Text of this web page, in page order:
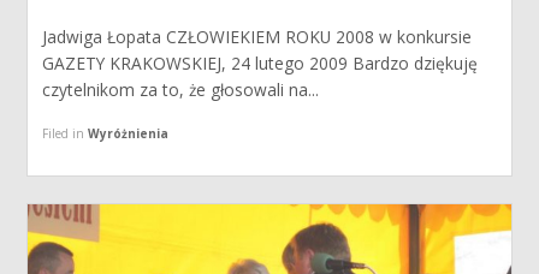
Jadwiga Łopata CZŁOWIEKIEM ROKU 2008 w konkursie
GAZETY KRAKOWSKIEJ, 24 lutego 2009 Bardzo dziękuję
czytelnikom za to, że głosowali na...
Filed inWyróżnienia